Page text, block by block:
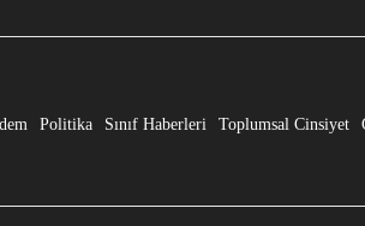
Politika Sınıf Haberleri Toplumsal Cinsiyet